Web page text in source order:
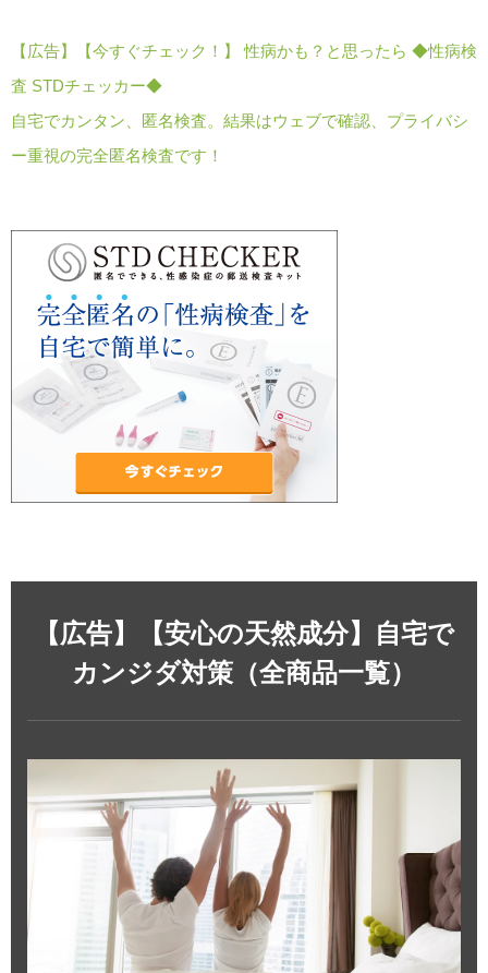
【広告】【今すぐチェック！】 性病かも？と思ったら ◆性病検
査 STDチェッカー◆
自宅でカンタン、匿名検査。結果はウェブで確認、プライバシ
ー重視の完全匿名検査です！
【広告】【安心の天然成分】自宅で
カンジダ対策（全商品一覧）